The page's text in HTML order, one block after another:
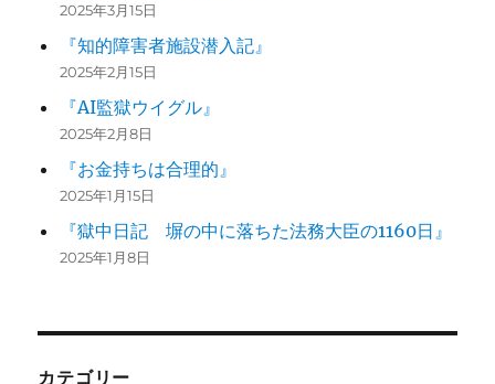
2025年3月15日
『知的障害者施設潜入記』
2025年2月15日
『AI監獄ウイグル』
2025年2月8日
『お金持ちは合理的』
2025年1月15日
『獄中日記 塀の中に落ちた法務大臣の1160日』
2025年1月8日
カテゴリー